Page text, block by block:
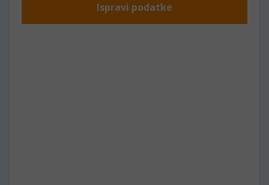
Ispravi podatke